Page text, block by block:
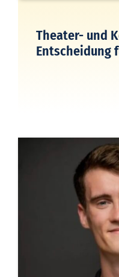
Theater- und
Entscheidung